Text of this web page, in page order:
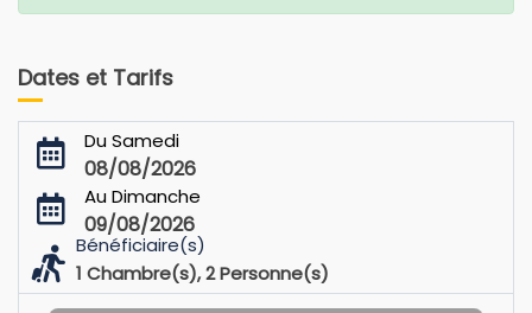
Dates et Tarifs
Du Samedi
08/08/2026
Au Dimanche
09/08/2026
Bénéficiaire(s)
1 Chambre(s),2Personne(s)